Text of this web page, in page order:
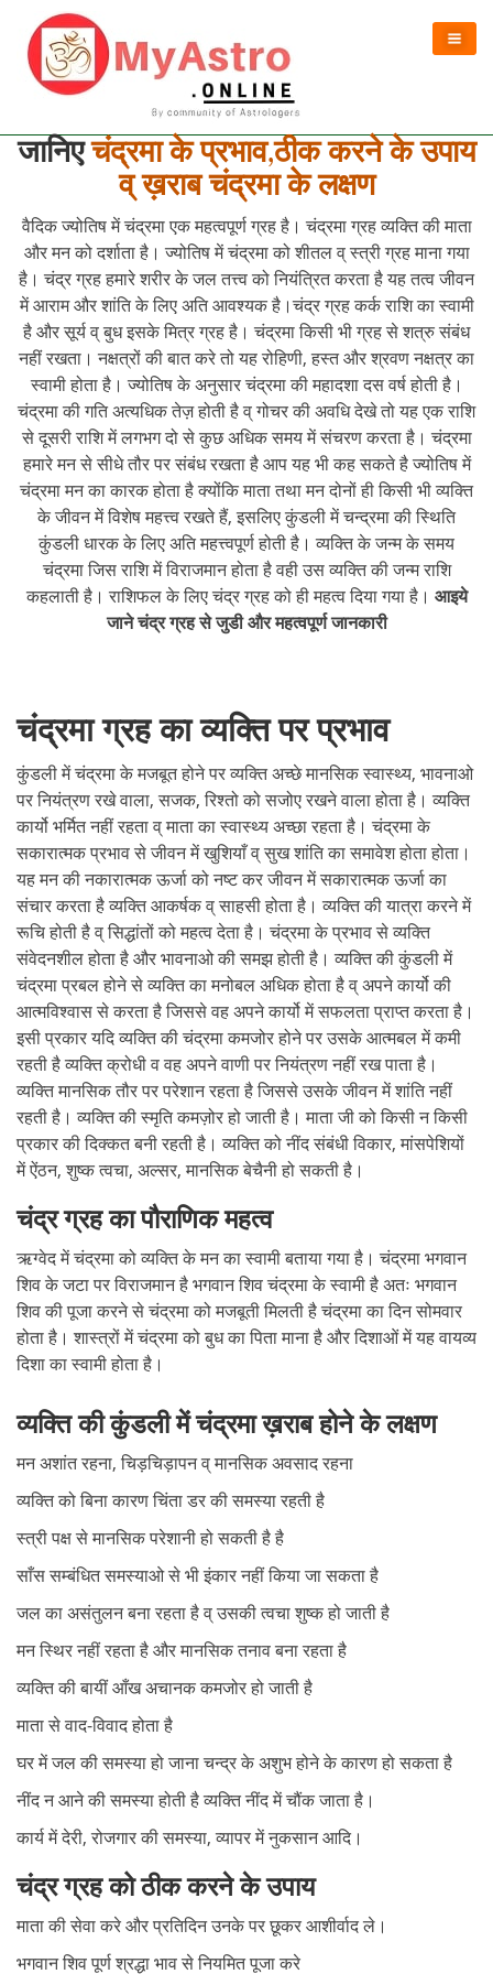
जानिएचंद्रमा के प्रभाव,ठीक करने के उपाय
व् ख़राब चंद्रमा के लक्षण
वैदिक ज्योतिष में चंद्रमा एक महत्वपूर्ण ग्रह है। चंद्रमा ग्रह व्यक्ति की माता
और मन को दर्शाता है। ज्योतिष में चंद्रमा को शीतल व् स्त्री ग्रह माना गया
है। चंद्र ग्रह हमारे शरीर के जल तत्त्व को नियंत्रित करता है यह तत्व जीवन
में आराम और शांति के लिए अति आवश्यक है।चंद्र ग्रह कर्क राशि का स्वामी
है और सूर्य व् बुध इसके मित्र ग्रह है। चंद्रमा किसी भी ग्रह से शत्रु संबंध
नहीं रखता। नक्षत्रों की बात करे तो यह रोहिणी, हस्त और श्रवण नक्षत्र का
स्वामी होता है। ज्योतिष के अनुसार चंद्रमा की महादशा दस वर्ष होती है।
चंद्रमा की गति अत्यधिक तेज़ होती है व् गोचर की अवधि देखे तो यह एक राशि
से दूसरी राशि में लगभग दो से कुछ अधिक समय में संचरण करता है। चंद्रमा
हमारे मन से सीधे तौर पर संबंध रखता है आप यह भी कह सकते है ज्योतिष में
चंद्रमा मन का कारक होता है क्योंकि माता तथा मन दोनों ही किसी भी व्यक्ति
के जीवन में विशेष महत्त्व रखते हैं, इसलिए कुंडली में चन्द्रमा की स्थिति
कुंडली धारक के लिए अति महत्त्वपूर्ण होती है। व्यक्ति के जन्म के समय
चंद्रमा जिस राशि में विराजमान होता है वही उस व्यक्ति की जन्म राशि
कहलाती है। राशिफल के लिए चंद्र ग्रह को ही महत्व दिया गया है। आइये
जाने चंद्र ग्रह से जुडी और महत्वपूर्ण जानकारी
चंद्रमा ग्रह का व्यक्ति पर प्रभाव
कुंडली में चंद्रमा के मजबूत होने पर व्यक्ति अच्छे मानसिक स्वास्थ्य, भावनाओ
पर नियंत्रण रखे वाला, सजक, रिश्तो को सजोए रखने वाला होता है। व्यक्ति
कार्यो भर्मित नहीं रहता व् माता का स्वास्थ्य अच्छा रहता है। चंद्रमा के
सकारात्मक प्रभाव से जीवन में खुशियाँ व् सुख शांति का समावेश होता होता।
यह मन की नकारात्मक ऊर्जा को नष्ट कर जीवन में सकारात्मक ऊर्जा का
संचार करता है व्यक्ति आकर्षक व् साहसी होता है। व्यक्ति की यात्रा करने में
रूचि होती है व् सिद्धांतों को महत्व देता है। चंद्रमा के प्रभाव से व्यक्ति
संवेदनशील होता है और भावनाओ की समझ होती है। व्यक्ति की कुंडली में
चंद्रमा प्रबल होने से व्यक्ति का मनोबल अधिक होता है व् अपने कार्यो की
आत्मविश्वास से करता है जिससे वह अपने कार्यो में सफलता प्राप्त करता है।
इसी प्रकार यदि व्यक्ति की चंद्रमा कमजोर होने पर उसके आत्मबल में कमी
रहती है व्यक्ति क्रोधी व वह अपने वाणी पर नियंत्रण नहीं रख पाता है।
व्यक्ति मानसिक तौर पर परेशान रहता है जिससे उसके जीवन में शांति नहीं
रहती है। व्यक्ति की स्मृति कमज़ोर हो जाती है। माता जी को किसी न किसी
प्रकार की दिक्कत बनी रहती है। व्यक्ति को नींद संबंधी विकार, मांसपेशियों
में ऐंठन, शुष्क त्वचा, अल्सर, मानसिक बेचैनी हो सकती है।
चंद्र ग्रह का पौराणिक महत्व
ऋग्वेद में चंद्रमा को व्यक्ति के मन का स्वामी बताया गया है। चंद्रमा भगवान
शिव के जटा पर विराजमान है भगवान शिव चंद्रमा के स्वामी है अतः भगवान
शिव की पूजा करने से चंद्रमा को मजबूती मिलती है चंद्रमा का दिन सोमवार
होता है। शास्त्रों में चंद्रमा को बुध का पिता माना है और दिशाओं में यह वायव्य
दिशा का स्वामी होता है।
व्यक्ति की कुंडली में चंद्रमा ख़राब होने के लक्षण
मन अशांत रहना, चिड़चिड़ापन व् मानसिक अवसाद रहना
व्यक्ति को बिना कारण चिंता डर की समस्या रहती है
स्त्री पक्ष से मानसिक परेशानी हो सकती है है
साँस सम्बंधित समस्याओ से भी इंकार नहीं किया जा सकता है
जल का असंतुलन बना रहता है व् उसकी त्वचा शुष्क हो जाती है
मन स्थिर नहीं रहता है और मानसिक तनाव बना रहता है
व्यक्ति की बायीं आँख अचानक कमजोर हो जाती है
माता से वाद-विवाद होता है
घर में जल की समस्या हो जाना चन्द्र के अशुभ होने के कारण हो सकता है
नींद न आने की समस्या होती है व्यक्ति नींद में चौंक जाता है।
कार्य में देरी, रोजगार की समस्या, व्यापर में नुकसान आदि।
चंद्र ग्रह को ठीक करने के उपाय
माता की सेवा करे और प्रतिदिन उनके पर छूकर आशीर्वाद ले।
भगवान शिव पूर्ण श्रद्धा भाव से नियमित पूजा करे